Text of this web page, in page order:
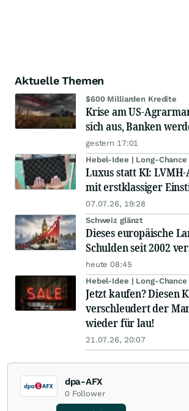
Aktuelle Themen
$600 Milliarden Kredite
Krise am US-
sich aus, Banken
gestern 17:01
Hebel-Idee | Long-Chance
Luxus statt KI:
mit erstklassiger
07.07.26, 19:28
Schweiz glänzt
Dieses europäische
Schulden seit 2002
heute 08:45
Hebel-Idee | Long-Chance
Jetzt kaufen? Diesen
verschleudert der
wieder für lau!
21.07.26, 20:07
dpa-AFX
0 Follower